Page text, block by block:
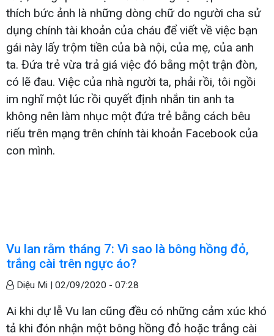
thích bức ảnh là những dòng chữ do người cha sử
dụng chính tài khoản của cháu để viết về việc bạn
gái này lấy trộm tiền của bà nội, của mẹ, của anh
ta. Đứa trẻ vừa trả giá việc đó bằng một trận đòn,
có lẽ đau. Việc của nhà người ta, phải rồi, tôi ngồi
im nghĩ một lúc rồi quyết định nhắn tin anh ta
không nên làm nhục một đứa trẻ bằng cách bêu
riếu trên mạng trên chính tài khoản Facebook của
con mình.
Vu lan rằm tháng 7: Vì sao là bông hồng đỏ,
trắng cài trên ngực áo?
Diệu Mi | 02/09/2020 - 07:28
Ai khi dự lễ Vu lan cũng đều có những cảm xúc khó
tả khi đón nhận một bông hồng đỏ hoặc trắng cài